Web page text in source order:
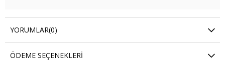
YORUMLAR(0)
ÖDEME SEÇENEKLERI